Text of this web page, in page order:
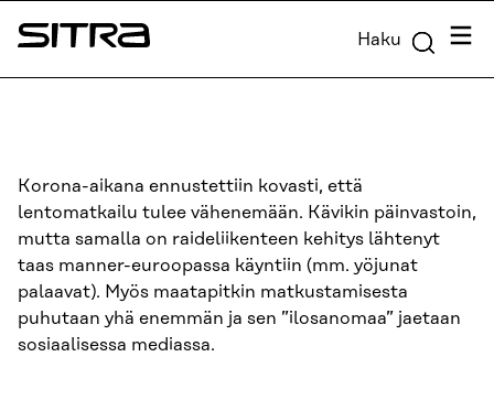
Siirry
suoraan
Sitra Haku
Korona-aikana ennustettiin kovasti, että
lentomatkailu tulee vähenemään. Kävikin päinvastoin,
mutta samalla on raideliikenteen kehitys lähtenyt
taas manner-euroopassa käyntiin (mm. yöjunat
palaavat). Myös maatapitkin matkustamisesta
puhutaan yhä enemmän ja sen ”ilosanomaa” jaetaan
sosiaalisessa mediassa.